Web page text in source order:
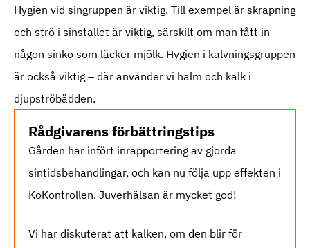
Hygien vid singruppen är viktig. Till exempel är skrapning
och strö i sinstallet är viktig, särskilt om man fått in
någon sinko som läcker mjölk. Hygien i kalvningsgruppen
är också viktig – där använder vi halm och kalk i
djupströbädden.
Rådgivarens förbättringstips
Gården har infört inrapportering av gjorda
sintidsbehandlingar, och kan nu följa upp effekten i
KoKontrollen. Juverhälsan är mycket god!
Vi har diskuterat att kalken, om den blir för